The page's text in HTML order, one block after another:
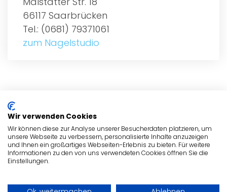
66117 Saarbrücken
Tel.: (0681) 79371061
zum Nagelstudio
ALLGEMEIN
NAGELSTUDIOS
NAGELSTUDIOS
Wir verwenden Cookies
Wir können diese zur Analyse unserer Besucherdaten platzieren, um
unsere Webseite zu verbessern, personalisierte Inhalte anzuzeigen
und Ihnen ein großartiges Webseiten-Erlebnis zu bieten. Für weitere
Informationen zu den von uns verwendeten Cookies öffnen Sie die
Einstellungen.